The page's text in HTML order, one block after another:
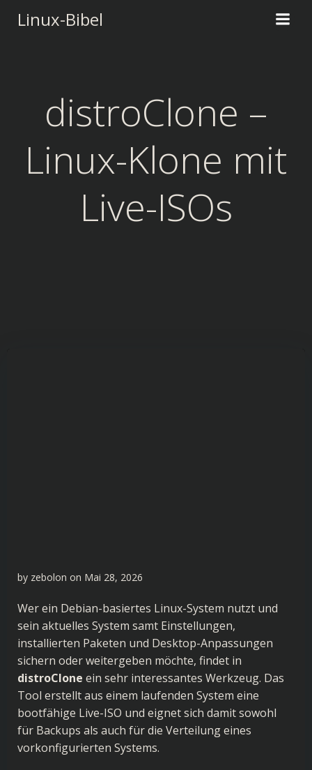
Linux-Bibel
distroClone –
Linux-Klone mit
Live-ISOs
by zebolon on Mai 28, 2026
Wer ein Debian-basiertes Linux-System nutzt und
sein aktuelles System samt Einstellungen,
installierten Paketen und Desktop-Anpassungen
sichern oder weitergeben möchte, findet in
distroClone ein sehr interessantes Werkzeug. Das
Tool erstellt aus einem laufenden System eine
bootfähige Live-ISO und eignet sich damit sowohl
für Backups als auch für die Verteilung eines
vorkonfigurierten Systems.